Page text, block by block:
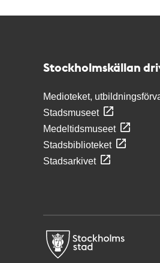
Stockholmskällan
Medioteket,
Stadsmuseet
Medeltidsmuseet
Stadsbiblioteket
Stadsarkivet